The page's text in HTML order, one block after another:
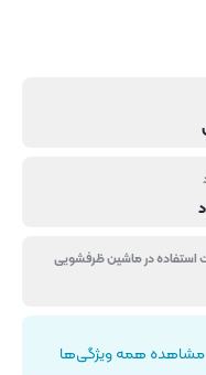
استفاده در ماشین ظرفشویی
مشاهده همه ویژگی‌ها